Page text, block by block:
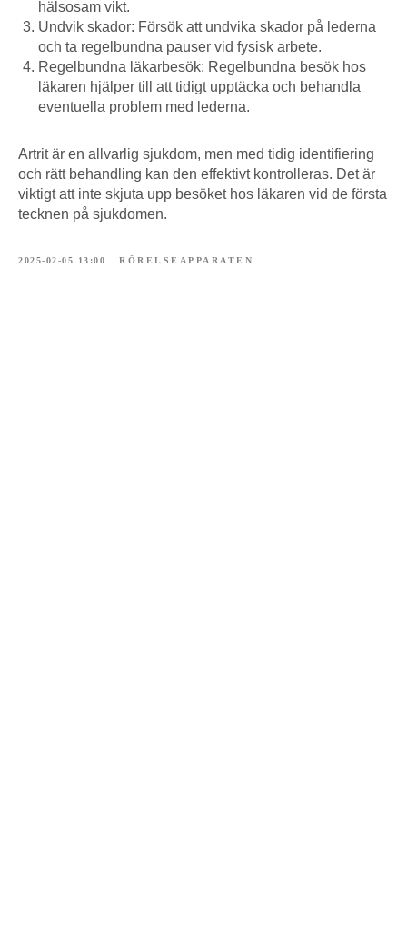
hälsosam vikt.
Undvik skador: Försök att undvika skador på lederna
och ta regelbundna pauser vid fysisk arbete.
Regelbundna läkarbesök: Regelbundna besök hos
läkaren hjälper till att tidigt upptäcka och behandla
eventuella problem med lederna.
Artrit är en allvarlig sjukdom, men med tidig identifiering
och rätt behandling kan den effektivt kontrolleras. Det är
viktigt att inte skjuta upp besöket hos läkaren vid de första
tecknen på sjukdomen.
2025-02-05 13:00 RÖRELSEAPPARATEN